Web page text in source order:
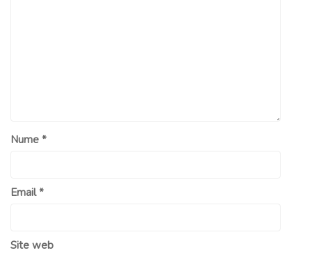
Nume *
Email*
Site web